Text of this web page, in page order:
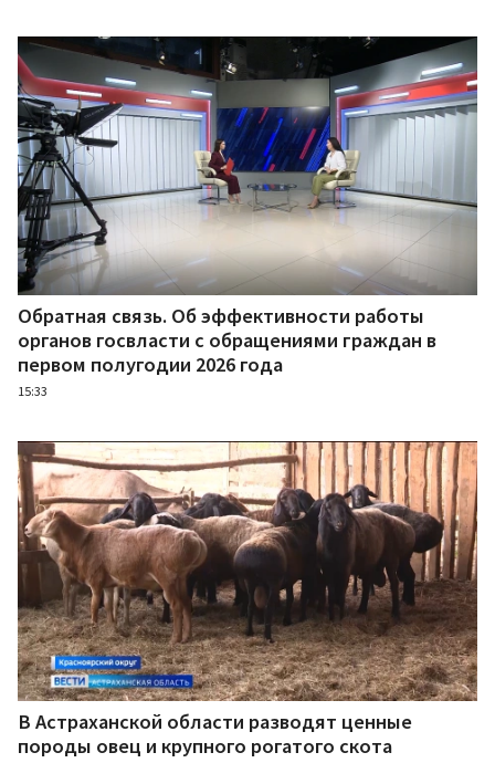
Обратная связь. Об эффективности работы
органов госвласти с обращениями граждан в
первом полугодии 2026 года
15:33
В Астраханской области разводят ценные
породы овец и крупного рогатого скота